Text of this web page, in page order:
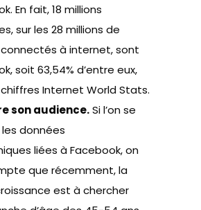
En fait, 18 millions
sur les 28 millions de
à internet, sont
soit 63,54% d’entre eux,
chiffres Internet World Stats.
son audience.Si l’on se
données
liées à Facebook, on
que récemment, la
est à chercher